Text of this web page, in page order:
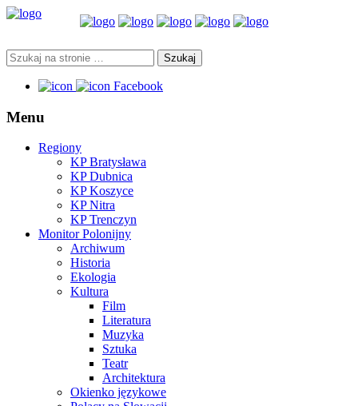
Facebook
Menu
Regiony
KP Bratysława
KP Dubnica
KP Koszyce
KP Nitra
KP Trenczyn
Monitor Polonijny
Archiwum
Historia
Ekologia
Kultura
Film
Literatura
Muzyka
Sztuka
Teatr
Architektura
Okienko językowe